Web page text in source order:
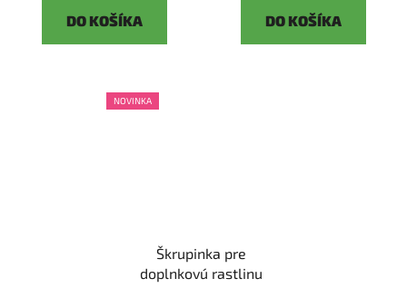
DO KOŠÍKA DO KOŠÍKA
NOVINKA
Škrupinka pre
doplnkovú rastlinu